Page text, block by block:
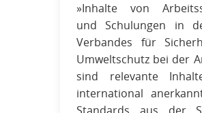
»Inhalte von
und Schulungen in
Verbandes für
Umweltschutz bei der
sind relevante
international